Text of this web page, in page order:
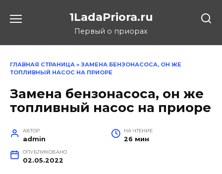
1LadaPriora.ru
Первый о приорах
ГЛАВНАЯ СТРАНИЦА » ЗАМЕНА БЕНЗОНАСОСА, ОН ЖЕ
ТОПЛИВНЫЙ НАСОС НА ПРИОРЕ
Замена бензонасоса, он же
топливный насос на приоре
АВТОР
admin
НА ЧТЕНИЕ
26 мин
ОПУБЛИКОВАНО
02.05.2022